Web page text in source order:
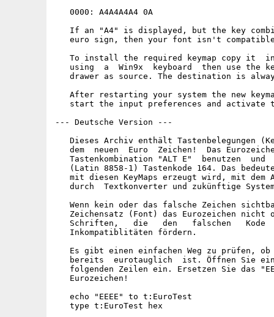
   0000: A4A4A4A4 0A
If an "A4" is displayed, but the key
euro sign, then your font isn't
To install the required keymap copy it
using  a  Win9x  keyboard  then use the
drawer as source. The destination is
After restarting your system the new
start the input preferences and activate
--- Deutsche Version ---
Dieses Archiv enthält Tastenbelegungen
dem  neuen  Euro  Zeichen!  Das
Tastenkombination "ALT E"  benutzen  und
(Latin 8858-1) Tastenkode 164. Das
mit diesen KeyMaps erzeugt wird, mit dem
durch  Textkonverter und zukünftige
Wenn kein oder das falsche Zeichen
Zeichensatz (Font) das Eurozeichen nicht
Schriften,   die   den   falschen   Kode
   Inkompatiblitäten fördern.
Es gibt einen einfachen Weg zu prüfen,
bereits  eurotauglich  ist. Öffnen Sie
folgenden Zeilen ein. Ersetzen Sie das
   Eurozeichen!
   echo "EEEE" to t:EuroTest
   type t:EuroTest hex